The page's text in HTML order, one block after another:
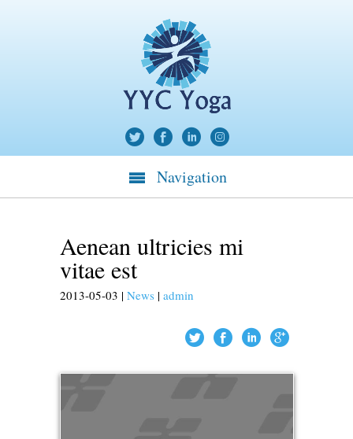
Navigation
Aenean ultricies mi
vitae est
2013-05-03 |News |admin